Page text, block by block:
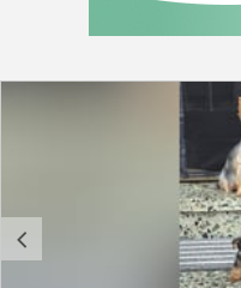
gesund und auf
untersucht. Sie
EU-Heimtierausweis mit
wünschen uns Menschen,
kleinen hübschen Hund
Freund und ein neues
mir gerne über
aktuelle Fotos und Videos,
jeden einzelnen Welpen
Fragen. WhatsApp:
c